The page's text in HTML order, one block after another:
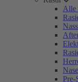
Alle
Pre-